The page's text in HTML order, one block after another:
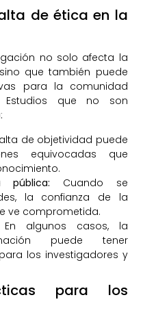
de ética en la
no solo afecta la
que también puede
para la comunidad
que no son
de objetividad puede
equivocadas que
pública: Cuando se
la confianza de la
ve comprometida.
En algunos casos, la
puede tener
los investigadores y
para los